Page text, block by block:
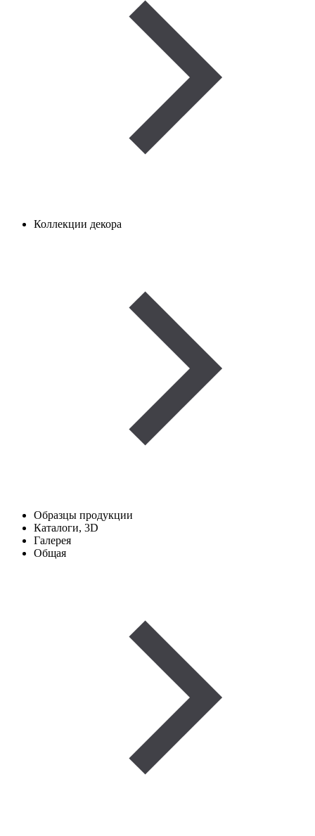
Коллекции декора
Образцы продукции
Каталоги, 3D
Галерея
Общая